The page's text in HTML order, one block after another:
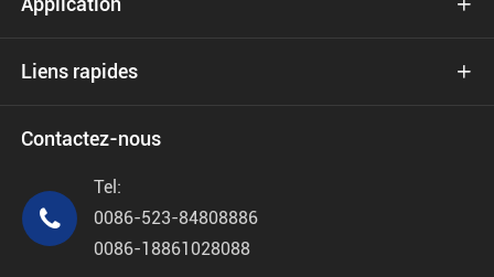

Liens rapides 
Contactez-nous

Tel:
0086-523-84808886
0086-18861028088